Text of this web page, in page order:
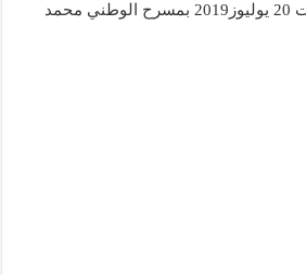
و ذلك مساء اليوم السبت 20 يوليوز2019 بمسرح الوطني محمد